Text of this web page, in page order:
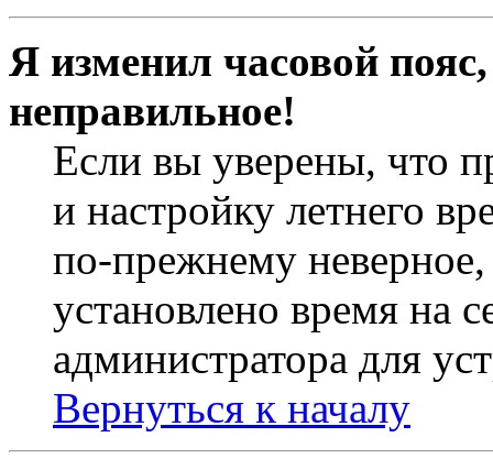
Я изменил часовой
неправильное!
Если вы уверены, что
и настройку летнего
по-прежнему неверное,
установлено время на
администратора для
Вернуться к началу